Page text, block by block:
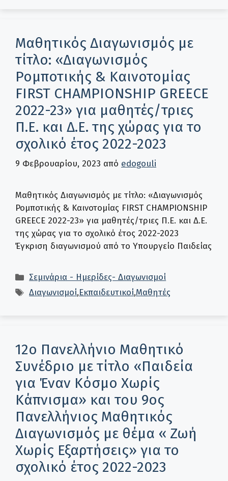
Μαθητικός Διαγωνισμός με
τίτλο: «Διαγωνισμός
Ρομποτικής & Καινοτομίας
FIRST CHAMPIONSHIP GREECE
2022-23» για μαθητές/τριες
Π.Ε. και Δ.Ε. της χώρας για το
σχολικό έτος 2022-2023
9 Φεβρουαρίου, 2023 από edogouli
Μαθητικός Διαγωνισμός με τίτλο: «Διαγωνισμός
Ρομποτικής & Καινοτομίας FIRST CHAMPIONSHIP
GREECE 2022-23» για μαθητές/τριες Π.Ε. και Δ.Ε.
της χώρας για το σχολικό έτος 2022-2023
Έγκριση διαγωνισμού από το Υπουργείο Παιδείας
Κατηγορίες
Σεμινάρια - Ημερίδες- Διαγωνισμοί
Ετικέτες
Διαγωνισμοί,Εκπαιδευτικοί,Μαθητές
12ο Πανελλήνιο Μαθητικό
Συνέδριο με τίτλο «Παιδεία
για Έναν Κόσμο Χωρίς
Κάπνισμα» και του 9ος
Πανελλήνιος Μαθητικός
Διαγωνισμός με θέμα « Ζωή
Χωρίς Εξαρτήσεις» για το
σχολικό έτος 2022-2023